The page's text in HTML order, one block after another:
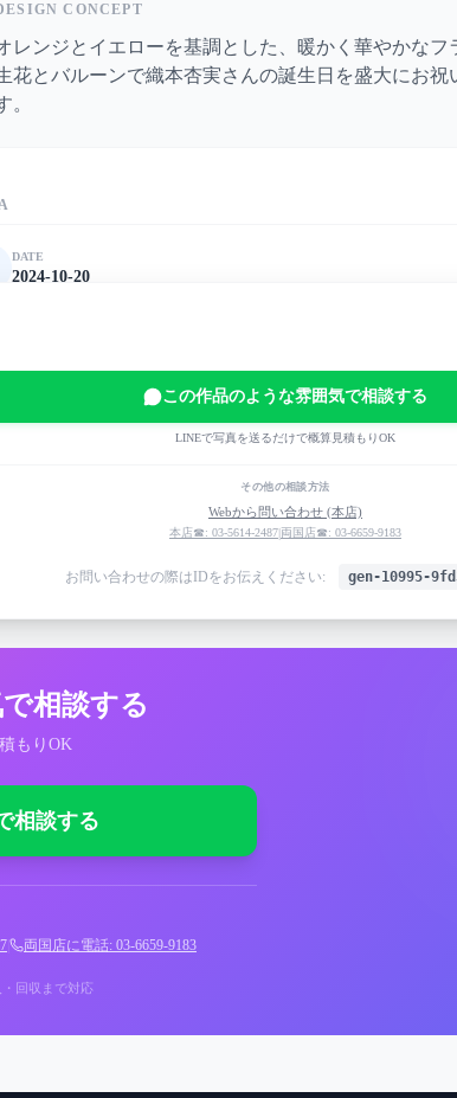
CONCEPT
レンジとイエローを基調とした、暖かく華やかなフ
花とバルーンで織本杏実さんの誕生日を盛大にお祝
。
DATE
2024-10-20
織本杏実ソロライブ・誕生祭
この作品のような雰囲気で相談する
LINEで写真を送るだけで概算見積もりOK
その他の相談方法
Webから問い合わせ (本店)
本店☎: 03-5614-2487|両国店☎: 03-6659-9183
お問い合わせの際はIDをお伝えください: gen-10995-
相談する
もりOK
相談する
両国店に電話: 03-6659-9183
回収まで対応